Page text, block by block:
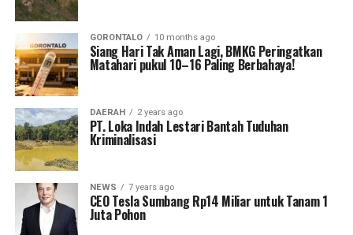
GORONTALO 10 months ago
Siang Hari Tak Aman Lagi, BMKG Peringatkan
Matahari pukul 10–16 Paling Berbahaya!
DAERAH 2 years ago
PT. Loka Indah Lestari Bantah Tuduhan
Kriminalisasi
NEWS 7 years ago
CEO Tesla Sumbang Rp14 Miliar untuk Tanam 1
Juta Pohon